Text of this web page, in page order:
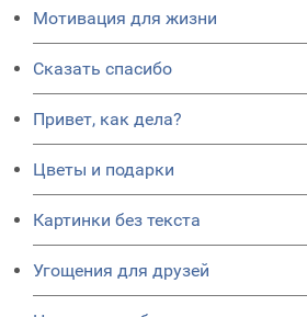
Мотивация для жизни
Сказать спасибо
Привет, как дела?
Цветы и подарки
Картинки без текста
Угощения для друзей